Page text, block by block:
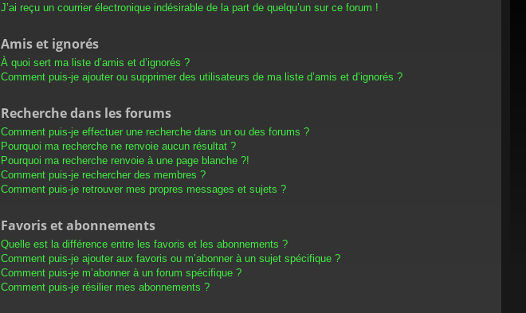
J’ai reçu un courrier électronique indésirable de la part de quelqu’un sur ce forum !
Amis et ignorés
À quoi sert ma liste d’amis et d’ignorés ?
Comment puis-je ajouter ou supprimer des utilisateurs de ma liste d’amis et d’ignorés ?
Recherche dans les forums
Comment puis-je effectuer une recherche dans un ou des forums ?
Pourquoi ma recherche ne renvoie aucun résultat ?
Pourquoi ma recherche renvoie à une page blanche ?!
Comment puis-je rechercher des membres ?
Comment puis-je retrouver mes propres messages et sujets ?
Favoris et abonnements
Quelle est la différence entre les favoris et les abonnements ?
Comment puis-je ajouter aux favoris ou m’abonner à un sujet spécifique ?
Comment puis-je m’abonner à un forum spécifique ?
Comment puis-je résilier mes abonnements ?